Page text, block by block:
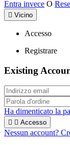
Entra invece O
 Vicino
Accesso
Registrare
Existing
Ha dimenticato la
  Accesso
Nessun account?